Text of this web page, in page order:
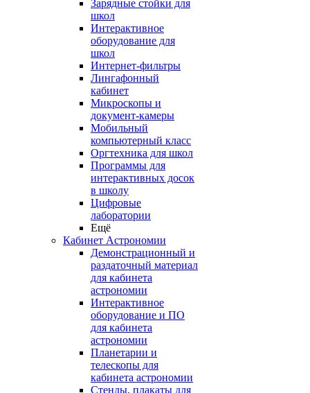
Зарядные стойки для
школ
Интерактивное
оборудование для
школ
Интернет-фильтры
Лингафонный
кабинет
Микроскопы и
документ-камеры
Мобильный
компьютерный класс
Оргтехника для школ
Программы для
интерактивных досок
в школу
Цифровые
лаборатории
Ещё
Кабинет Астрономии
Демонстрационный и
раздаточный материал
для кабинета
астрономии
Интерактивное
оборудование и ПО
для кабинета
астрономии
Планетарии и
телескопы для
кабинета астрономии
Стенды, плакаты для